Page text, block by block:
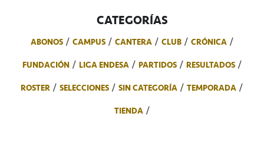
CATEGORÍAS
ABONOS CAMPUS CANTERA CLUB
CRÓNICA
FUNDACIÓN
LIGA ENDESA PARTIDOS
RESULTADOS
ROSTER
SELECCIONES SIN CATEGORÍA
TEMPORADA
TIENDA